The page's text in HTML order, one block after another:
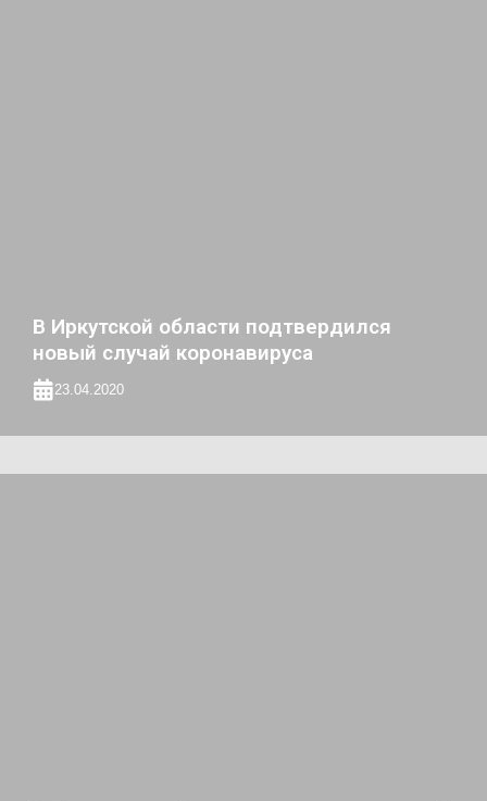
В Иркутской области подтвердился
новый случай коронавируса
23.04.2020